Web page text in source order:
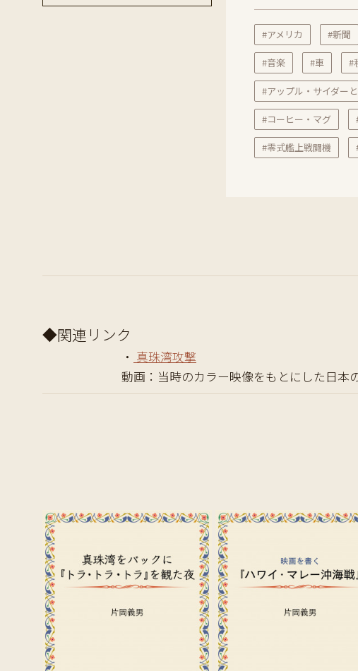
#アメリカ #新聞
#音楽 #車 #
#アップル・サイダー
#コーヒー・マグ
#零式艦上戦闘機
◆関連リンク
・ 真珠湾攻撃
動画：当時のカラー映像をもとにした日本